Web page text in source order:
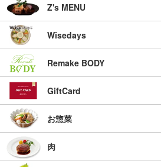
Z's MENU
Wisedays
Remake BODY
GiftCard
お惣菜
肉